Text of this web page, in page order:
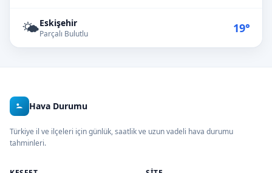
🌤️Eskişehir
Parçalı Bulutlu 19°
Hava Durumu
Türkiye il ve ilçeleri için günlük, saatlik ve uzun vadeli hava durumu
tahminleri.